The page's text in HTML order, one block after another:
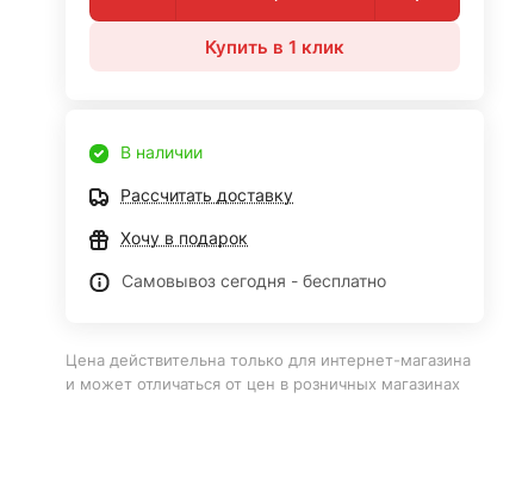
Купить в 1 клик
В наличии
Рассчитать доставку
Хочу в подарок
Самовывоз сегодня - бесплатно
Цена действительна только для интернет-магазина
и может отличаться от цен в розничных магазинах